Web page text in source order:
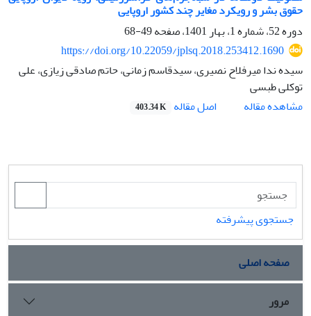
حقوق بشر و رویکرد مغایر چند کشور اروپایی
دوره 52، شماره 1، بهار 1401، صفحه
49-68
https://doi.org/10.22059/jplsq.2018.253412.1690
سیده ندا میرفلاح نصیری، سیدقاسم زمانی، حاتم صادقی زیازی، علی
توکلی طبسی
مشاهده مقاله
اصل مقاله 403.34 K
جستجوی پیشرفته
صفحه اصلی
مرور